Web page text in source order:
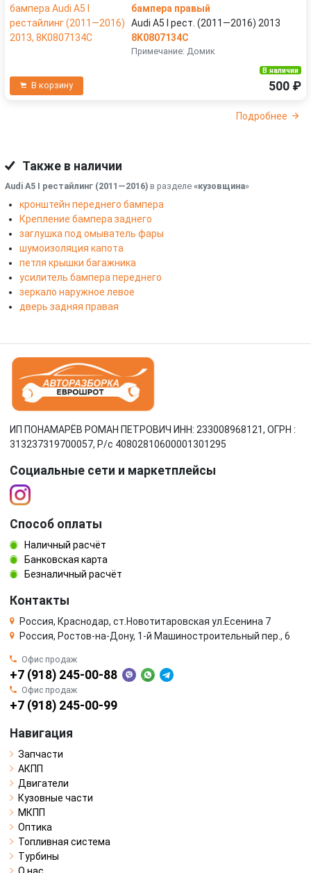
бампера правый
Audi A5 I рест. (2011—2016) 2013
8K0807134C
Примечание: Домик
В корзину
В наличии
500 ₽
Подробнее
Также в наличии
Audi A5 I рестайлинг (2011—2016) в разделе «кузовщина»
кронштейн переднего бампера
Крепление бампера заднего
заглушка под омыватель фары
шумоизоляция капота
петля крышки багажника
усилитель бампера переднего
зеркало наружное левое
дверь задняя правая
ИП ПОНАМАРЁВ РОМАН ПЕТРОВИЧ ИНН: 233008968121, ОГРН :
313237319700057, Р/c 40802810600001301295
Социальные сети и маркетплейсы
Способ оплаты
Наличный расчёт
Банковская карта
Безналичный расчёт
Контакты
Россия, Краснодар, ст.Новотитаровская ул.Есенина 7
Россия, Ростов-на-Дону, 1-й Машиностроительный пер., 6
Офис продаж
+7 (918) 245-00-88
Офис продаж
+7 (918) 245-00-99
Навигация
Запчасти
АКПП
Двигатели
Кузовные части
МКПП
Оптика
Топливная система
Турбины
О нас